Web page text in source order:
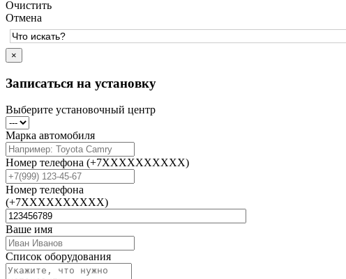
Очистить
Отмена
×
Записаться на установку
Выберите установочный центр
Марка автомобиля
Номер телефона (+7XXXXXXXXXX)
Номер телефона
(+7XXXXXXXXXX)
Ваше имя
Список оборудования